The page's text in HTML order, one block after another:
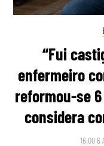
“Fui
enfermeiro
reformou-se
considera
16:00 6